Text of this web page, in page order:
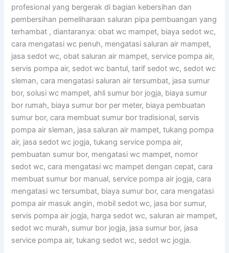
profesional yang bergerak di bagian kebersihan dan
pembersihan pemeliharaan saluran pipa pembuangan yang
terhambat , diantaranya: obat wc mampet, biaya sedot wc,
cara mengatasi wc penuh, mengatasi saluran air mampet,
jasa sedot wc, obat saluran air mampet, service pompa air,
servis pompa air, sedot wc bantul, tarif sedot wc, sedot wc
sleman, cara mengatasi saluran air tersumbat, jasa sumur
bor, solusi wc mampet, ahli sumur bor jogja, biaya sumur
bor rumah, biaya sumur bor per meter, biaya pembuatan
sumur bor, cara membuat sumur bor tradisional, servis
pompa air sleman, jasa saluran air mampet, tukang pompa
air, jasa sedot wc jogja, tukang service pompa air,
pembuatan sumur bor, mengatasi wc mampet, nomor
sedot wc, cara mengatasi wc mampet dengan cepat, cara
membuat sumur bor manual, service pompa air jogja, cara
mengatasi wc tersumbat, biaya sumur bor, cara mengatasi
pompa air masuk angin, mobil sedot wc, jasa bor sumur,
servis pompa air jogja, harga sedot wc, saluran air mampet,
sedot wc murah, sumur bor jogja, jasa sumur bor, jasa
service pompa air, tukang sedot wc, sedot wc jogja.